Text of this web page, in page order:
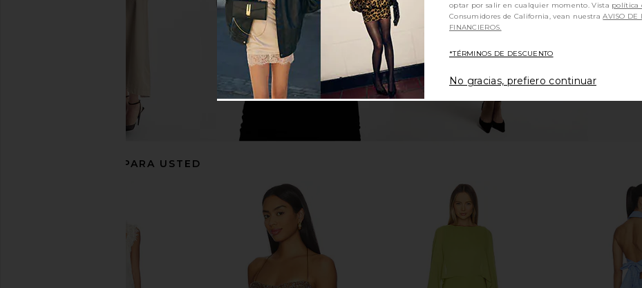
Free People Bali Take Me With You
Mini Dress in Mint Combo
Neck Romper Blue Gingham in Blue
Agua Bendita x
RECOMENDADO PARA USTED
optar por salir en cualquier momento. Vista política
Consumidores de California, vean nuestraAVISO DE
FINANCIEROS.
*TÉRMINOS DE DESCUENTO
No gracias, prefiero continuar